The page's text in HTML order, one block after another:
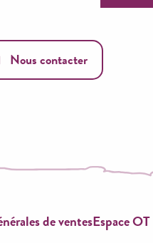
Nous contacter
de ventesEspace OT